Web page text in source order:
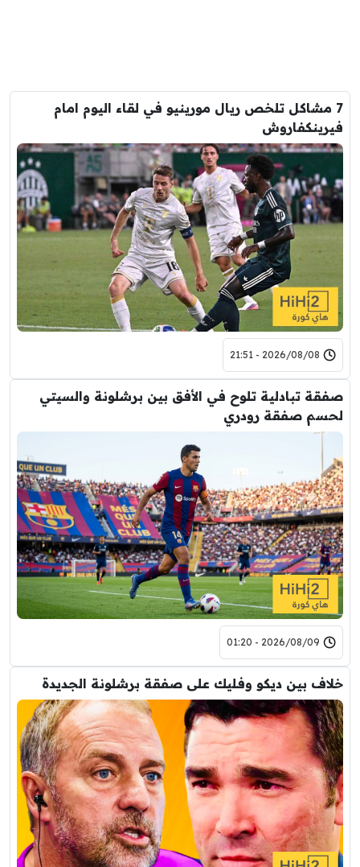
7 مشاكل تلخص ريال مورينيو في لقاء اليوم امام
فيرينكفاروش
2026/08/08 - 21:51
صفقة تبادلية تلوح في الأفق بين برشلونة والسيتي
لحسم صفقة رودري
2026/08/09 - 01:20
خلاف بين ديكو وفليك على صفقة برشلونة الجديدة